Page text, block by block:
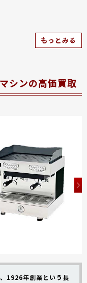
もっとみる
シンの高価買取
1926年創業という長